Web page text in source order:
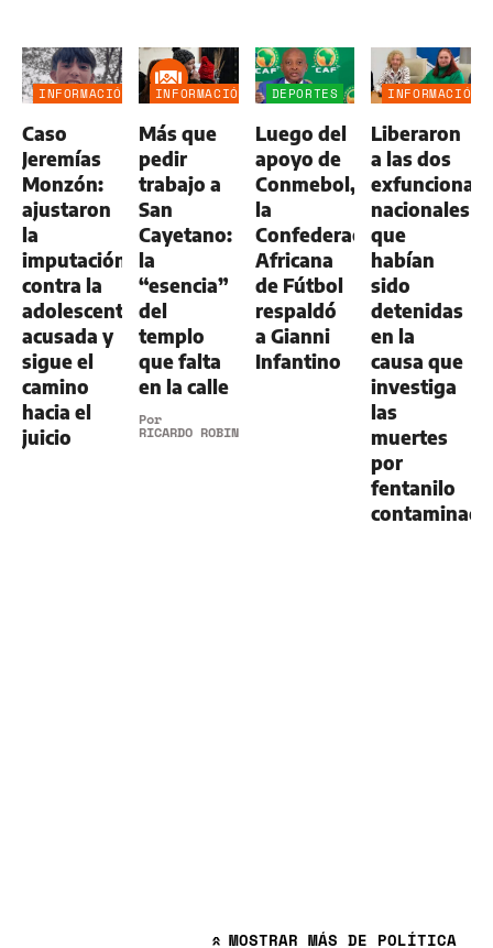
INFORMACIÓN
Caso
Jeremías
Monzón:
ajustaron
la
imputación
contra la
adolescente
acusada y
sigue el
camino
hacia el
juicio
INFORMACIÓN
Más que
pedir
trabajo a
San
Cayetano:
la
“esencia”
del
templo
que falta
en la calle
Por
RICARDO ROBINS
DEPORTES
Luego del
apoyo de
Conmebol,
la
Confederación
Africana
de Fútbol
respaldó
a Gianni
Infantino
INFORMACIÓN
Liberaron
a las dos
nacionales
que
habían
sido
detenidas
en la
causa que
investiga
las
muertes
por
fentanilo
contaminado
» MOSTRAR MÁS DE POLÍTICA